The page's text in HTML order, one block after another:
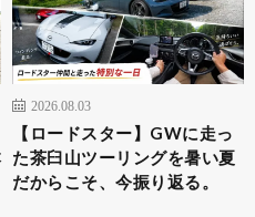
2026.08.03
【ロードスター】GWに走っ
た茶臼山ツーリングを暑い夏
だからこそ、今振り返る。